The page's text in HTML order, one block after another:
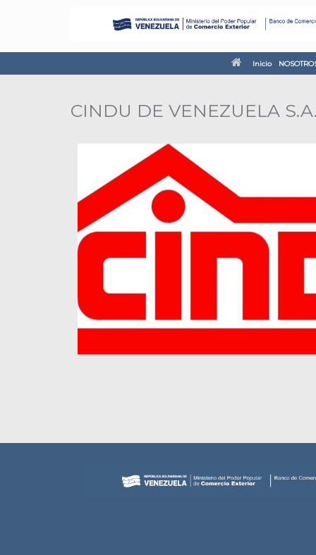
Inicio
CINDU DE VENEZUELA